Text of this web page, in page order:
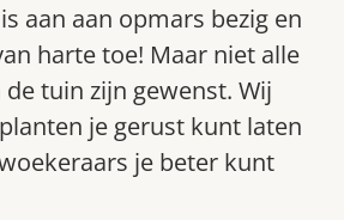
aan aan opmars bezig en
harte toe! Maar niet alle
tuin zijn gewenst. Wij
je gerust kunt laten
je beter kunt